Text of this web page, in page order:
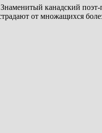
канадский
от множащихся